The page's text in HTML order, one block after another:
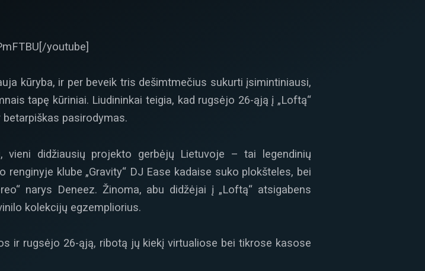
youtube]
kūryba, ir per beveik tris dešimtmečius sukurti įsimintiniausi,
tapę kūriniai. Liudininkai teigia, kad rugsėjo 26-ąją į „Loftą“
pasirodymas.
vieni didžiausių projekto gerbėjų Lietuvoje – tai legendinių
klube „Gravity“ DJ Ease kadaise suko plokšteles, bei
narys Deneez. Žinoma, abu didžėjai į „Loftą“ atsigabens
kolekcijų egzempliorius.
ir rugsėjo 26-ąją, ribotą jų kiekį virtualiose bei tikrose kasose